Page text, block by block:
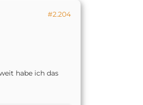
#2.204
habe ich das